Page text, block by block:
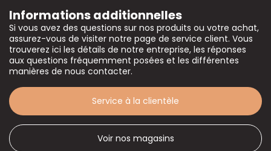
Informations additionnelles
Si vous avez des questions sur nos produits ou votre achat,
assurez-vous de visiter notre page de service client. Vous
trouverez ici les détails de notre entreprise, les réponses
aux questions fréquemment posées et les différentes
manières de nous contacter.
Service à la clientèle
Voir nos magasins